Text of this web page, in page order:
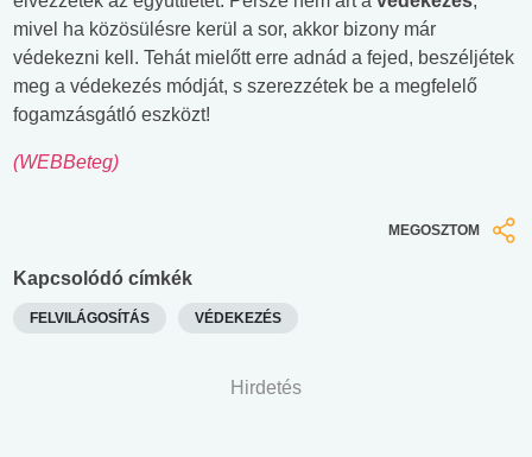
mivel ha közösülésre kerül a sor, akkor bizony már
védekezni kell. Tehát mielőtt erre adnád a fejed, beszéljétek
meg a védekezés módját, s szerezzétek be a megfelelő
fogamzásgátló eszközt!
(WEBBeteg)
MEGOSZTOM
Kapcsolódó címkék
FELVILÁGOSÍTÁS VÉDEKEZÉS
Hirdetés